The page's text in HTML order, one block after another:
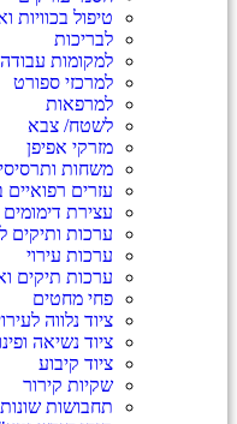
טיפול בכוויות
לבריכות
למקומות עבודה
למרכזי ספורט
למרפאות
לשטח/ צבא
מזרקי אפיפן
משחות
עזרים רפואיים
עצירת דימומים
ערכות ותיקים
ערכות עירוי
ערכות תיקים
פחי מחטים
ציוד נלווה
ציוד נשיאה
ציוד קיבוע
שקיות קירור
תחבושות שונות